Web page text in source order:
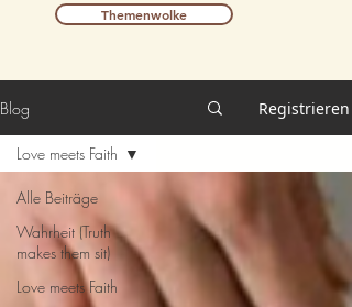
Themenwolke
Blog Registrieren
Alle Beiträge
Wahrheit (Truth
makes them sit)
Love meets Faith
Love meets Faith